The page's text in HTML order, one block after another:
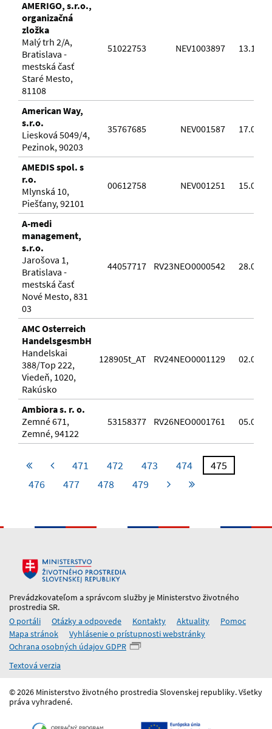
AMERIGO, s.r.o.,
organizačná
zložka
Malý trh 2/A,
Bratislava -
mestská časť
Staré Mesto,
81108
51022753 NEV1003897
American Way,
s.r.o.
Liesková 5049/4,
Pezinok, 90203
35767685 NEV001587
AMEDIS spol. s
r.o.
Mlynská 10,
Piešťany, 92101
00612758 NEV001251
A-medi
management,
s.r.o.
Jarošova 1,
Bratislava -
mestská časť
Nové Mesto, 831
03
44057717 RV23NEO0000542
AMC Osterreich
HandelsgesmbH
Handelskai
388/Top 222,
Viedeň, 1020,
Rakúsko
128905t_AT RV24NEO0001129
Ambiora s. r. o.
Zemné 671,
Zemné, 94122
53158377 RV26NEO0001761
471 472 473 474
475
476
477 478 479
Prevádzkovateľom a správcom služby je Ministerstvo životného
prostredia SR.
O portáli
Otázky a odpovede Kontakty Aktuality
Pomoc
Mapa stránok
Vyhlásenie o prístupnosti webstránky
Ochrana osobných údajov GDPR
Textová verzia
© 2026 Ministerstvo životného prostredia Slovenskej republiky. Všetky
práva vyhradené.